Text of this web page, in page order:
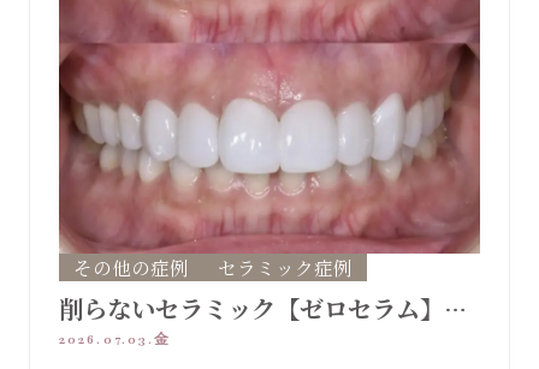
その他の症例 セラミック症例
削らないセラミック【ゼロセラム】で
口元改善
2026.07.03.金